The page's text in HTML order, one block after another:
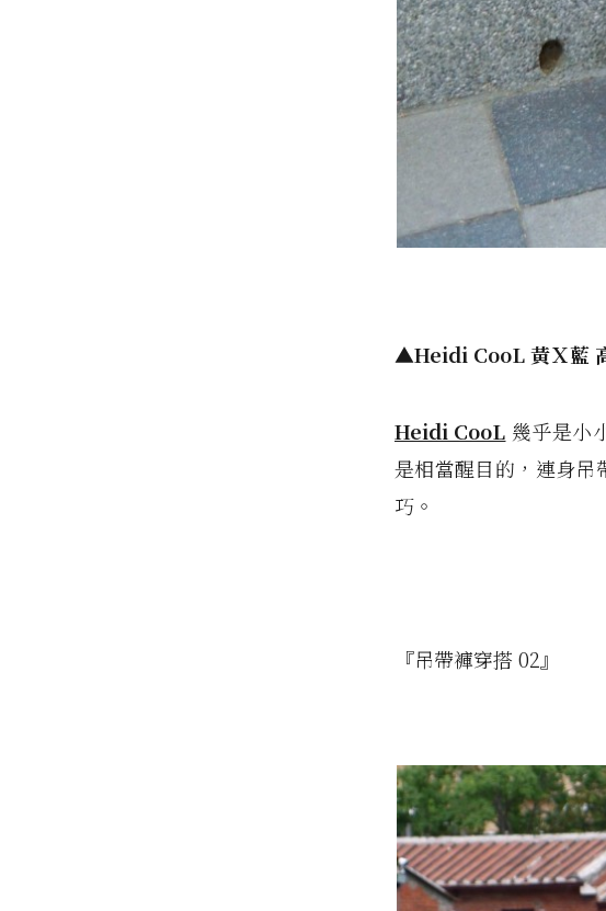
▲Heidi CooL 黃Ｘ藍
Heidi CooL 幾乎是小
是相當醒目的，連身吊
巧。
『吊帶褲穿搭 02』